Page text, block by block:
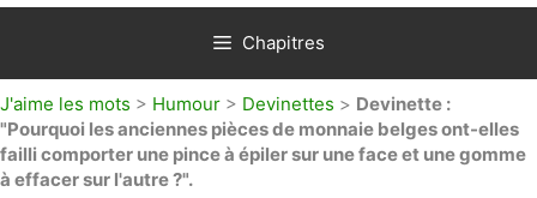
Chapitres
J'aime les mots > Humour > Devinettes > Devinette :
"Pourquoi les anciennes pièces de monnaie belges ont-elles
failli comporter une pince à épiler sur une face et une gomme
à effacer sur l'autre ?".